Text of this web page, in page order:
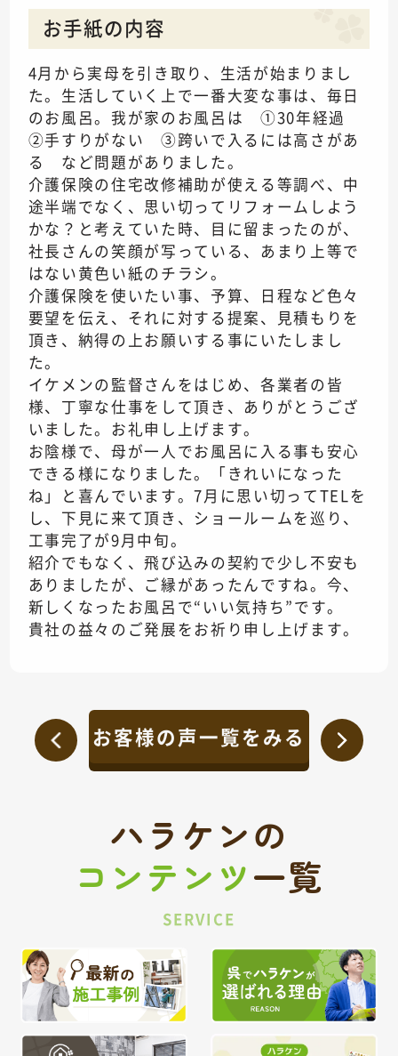
お手紙の内容
4月から実母を引き取り、生活が始まりまし
た。生活していく上で一番大変な事は、毎日
のお風呂。我が家のお風呂は ①30年経過
②手すりがない ③跨いで入るには高さがあ
る など問題がありました。
介護保険の住宅改修補助が使える等調べ、中
途半端でなく、思い切ってリフォームしよう
かな？と考えていた時、目に留まったのが、
社長さんの笑顔が写っている、あまり上等で
はない黄色い紙のチラシ。
介護保険を使いたい事、予算、日程など色々
要望を伝え、それに対する提案、見積もりを
頂き、納得の上お願いする事にいたしまし
た。
イケメンの監督さんをはじめ、各業者の皆
様、丁寧な仕事をして頂き、ありがとうござ
いました。お礼申し上げます。
お陰様で、母が一人でお風呂に入る事も安心
できる様になりました。「きれいになった
ね」と喜んでいます。7月に思い切ってTELを
し、下見に来て頂き、ショールームを巡り、
工事完了が9月中旬。
紹介でもなく、飛び込みの契約で少し不安も
ありましたが、ご縁があったんですね。今、
新しくなったお風呂で“いい気持ち”です。
貴社の益々のご発展をお祈り申し上げます。
お客様の声一覧をみる
ハラケンの
コンテンツ一覧
SERVICE